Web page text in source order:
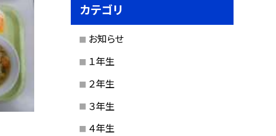
カテゴリ
お知らせ
１年生
２年生
３年生
４年生